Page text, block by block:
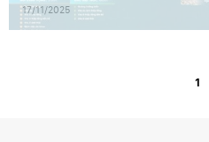
17/11/2025
1